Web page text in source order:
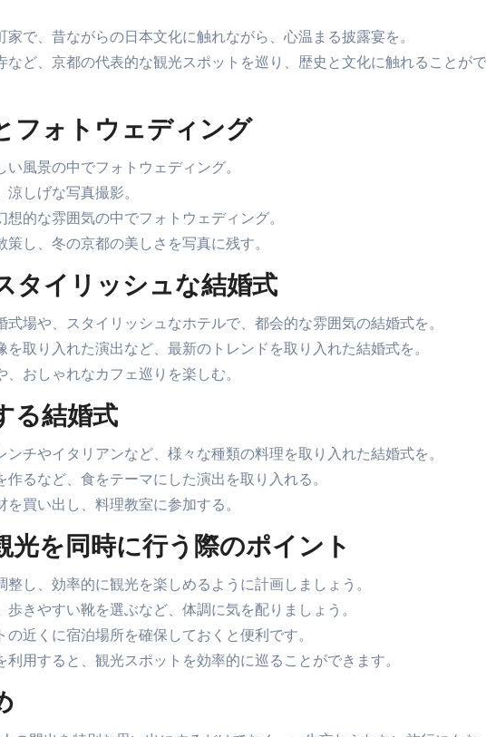
で、昔ながらの日本文化に触れながら、心温まる披露宴を。
など、京都の代表的な観光スポットを巡り、歴史と文化に触れることがで
フォトウェディング
風景の中でフォトウェディング。
しげな写真撮影。
的な雰囲気の中でフォトウェディング。
し、冬の京都の美しさを写真に残す。
タイリッシュな結婚式
式場や、スタイリッシュなホテルで、都会的な雰囲気の結婚式を。
取り入れた演出など、最新のトレンドを取り入れた結婚式を。
おしゃれなカフェ巡りを楽しむ。
る結婚式
チやイタリアンなど、様々な種類の料理を取り入れた結婚式を。
るなど、食をテーマにした演出を取り入れる。
買い出し、料理教室に参加する。
光を同時に行う際のポイント
し、効率的に観光を楽しめるように計画しましょう。
きやすい靴を選ぶなど、体調に気を配りましょう。
近くに宿泊場所を確保しておくと便利です。
用すると、観光スポットを効率的に巡ることができます。